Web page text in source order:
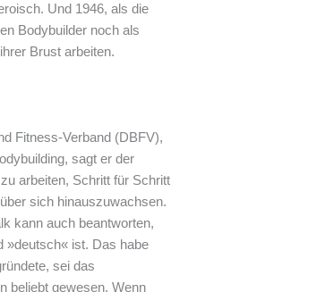
Und 1946, als die
Bodybuilder noch als
Brust arbeiten.
Fitness-Verband (DBFV),
sagt er der
arbeiten, Schritt für Schritt
sich hinauszuwachsen.
kann auch beantworten,
»deutsch« ist. Das habe
sei das
beliebt gewesen. Wenn